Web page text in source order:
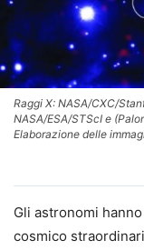
Raggi X: NASA/CXC/
NASA/ESA/STScI e
Elaborazione delle
Gli astronomi
cosmico